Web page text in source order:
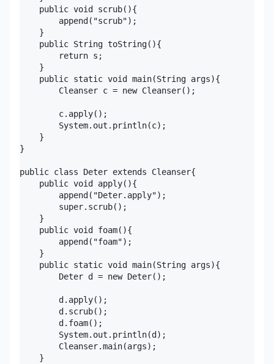
    public void scrub(){
        append("scrub");
    }
    public String toString(){
        return s;
    }
    public static void main(String args){
        Cleanser c = new Cleanser();
        c.apply();
        System.out.println(c);
    }
}
public class Deter extends Cleanser{
    public void apply(){
        append("Deter.apply");
        super.scrub();
    }
    public void foam(){
        append("foam");
    }
    public static void main(String args){
        Deter d = new Deter();
        d.apply();
        d.scrub();
        d.foam();
        System.out.println(d);
        Cleanser.main(args);
    }